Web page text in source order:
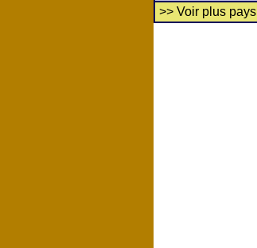
>> Voir plus pays